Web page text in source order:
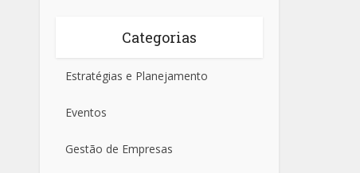
Categorias
Estratégias e Planejamento
Eventos
Gestão de Empresas